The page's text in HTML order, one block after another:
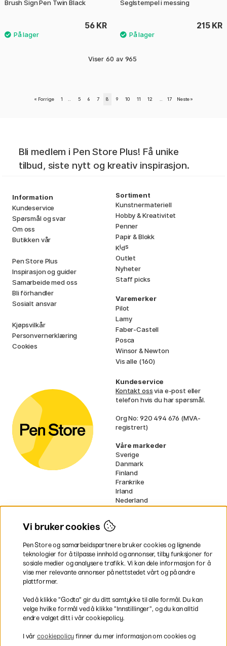
Brush Sign Pen Twin Black
56 KR
Seglstempel i messing
215 KR
Viser 60 av 965
« Forrige 1 5 6 7 8 9 10 11 12 17 Neste»
Bli medlem i Pen Store Plus! Få unike
tilbud, siste nytt og kreativ inspirasjon.
Information
Kundeservice
Spørsmål og svar
Om oss
Butikken vår
Pen Store Plus
Inspirasjon og guider
Samarbeide med oss
Bli förhandler
Sosialt ansvar
Kjøpsvilkår
Personvernerklæring
Cookies
Sortiment
Kunstnermateriell
Hobby & Kreativitet
Penner
Papir & Blokk
Kids
Outlet
Nyheter
Staff picks
Varemerker
Pilot
Lamy
Faber-Castell
Posca
Winsor & Newton
Vis alle (160)
Kundeservice
Kontakt ossvia e-post eller
telefon hvis du har spørsmål.
Org No: 920 494 676 (MVA-
registrert)
Våre markeder
Sverige
Danmark
Finland
Frankrike
Irland
Nederland
Tyskland
* Spesifikkefraktvilkårgjelder for
voluminøse varer.
Rask og smidig levering
Vi bruker cookies
Pen Store og samarbeidspartnere bruker cookies og lignende
teknologier for å tilpasse innhold og annonser, tilby funksjoner for
sosiale medier og analysere trafikk. Vi kan dele informasjon for å
vise mer relevante annonser på nettstedet vårt og på andre
plattformer.
Ved å klikke ”Godta” gir du ditt samtykke til alle formål. Du kan
velge hvilke formål ved å klikke ”Innstillinger”, og du kan alltid
endre valget ditt i vår cookiepolicy.
I vår cookiepolicy finner du mer informasjon om cookies og